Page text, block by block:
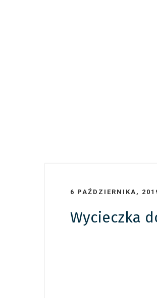
6 PAŹDZIERNIKA,
Wycieczka